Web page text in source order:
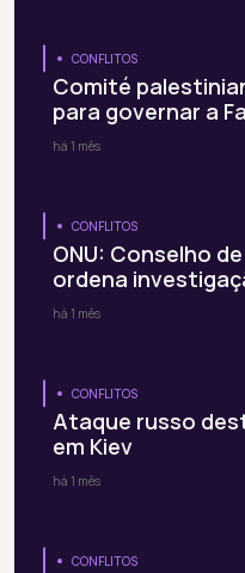
CONFLITOS
Comité
para governar a
há 1 mês
CONFLITOS
ONU: Conselho
ordena
há 1 mês
CONFLITOS
Ataque russo
em Kiev
há 1 mês
CONFLITOS